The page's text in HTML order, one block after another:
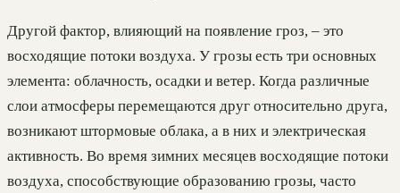
Другой фактор, влияющий на появление гроз, – это
восходящие потоки воздуха. У грозы есть три основных
элемента: облачность, осадки и ветер. Когда различные
слои атмосферы перемещаются друг относительно друга,
возникают штормовые облака, а в них и электрическая
активность. Во время зимних месяцев восходящие потоки
воздуха, способствующие образованию грозы, часто